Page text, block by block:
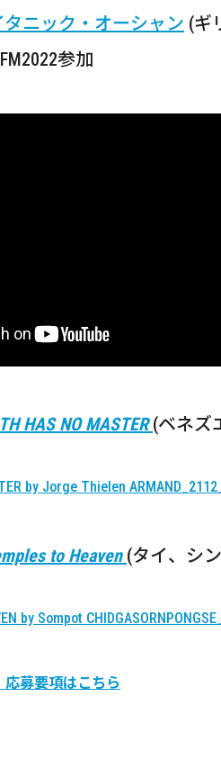
タニック・オーシャン (ギ
参加
HAS NO MASTER (ベネズ
to Heaven (タイ、シ
応募要項はこちら